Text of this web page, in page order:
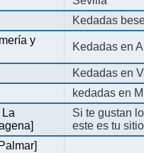
Kedadas
y
Kedadas en
Kedadas en
kedadas en
Si te gustan
este es tu